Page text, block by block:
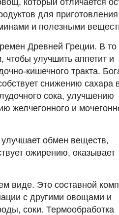
который отличается
для приготовления
и полезными
Древней Греции. В то
улучшить аппетит и
кишечного тракта.
снижению сахара
сока, улучшению
желчегонного и
обмен веществ,
ожирению, оказывает
виде. Это составной
с другими овощами и
соки. Термообработка